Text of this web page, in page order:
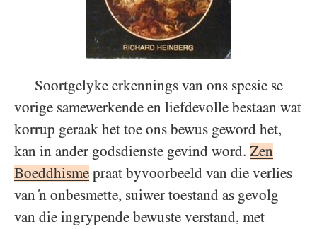
Soortgelyke erkennings van ons spesie se
vorige samewerkende en liefdevolle bestaan wat
korrup geraak het toe ons bewus geword het,
kan in ander godsdienste gevind word. Zen
Boeddhisme praat byvoorbeeld van die verlies
van ‘n onbesmette, suiwer toestand as gevolg
van die ingrypende bewuste verstand, met